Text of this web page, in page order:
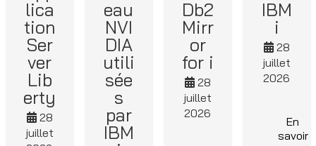
lica
tion
Ser
ver
Lib
erty
28
juillet
eau
NVI
DIA
utili
sée
s
par
IBM
Db2
Mirr
or
for i
28
juillet
2026
IBM
i
28
juillet
2026
En
savoir